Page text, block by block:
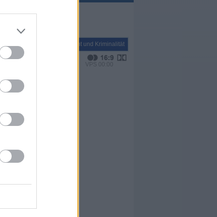
Recht und Kriminalität
VPS 00:00